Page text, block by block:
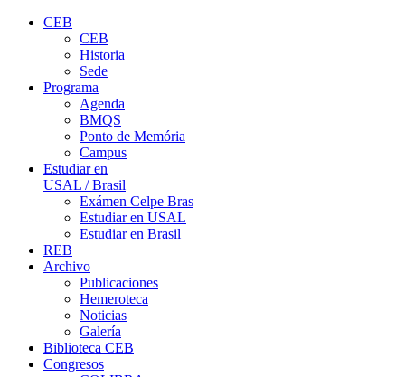
CEB
CEB
Historia
Sede
Programa
Agenda
BMQS
Ponto de Memória
Campus
Estudiar en
USAL / Brasil
Exámen Celpe Bras
Estudiar en USAL
Estudiar en Brasil
REB
Archivo
Publicaciones
Hemeroteca
Noticias
Galería
Biblioteca CEB
Congresos